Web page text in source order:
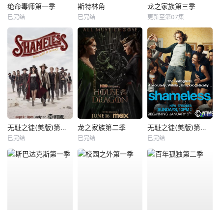
绝命毒师第一季
已完结
斯特林角
已完结
龙之家族第三季
更新至第07集
无耻之徒(美版)第九季
已完结
龙之家族第二季
已完结
无耻之徒(美版)第一季
已完结